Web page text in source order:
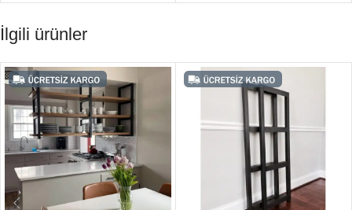
İlgili ürünler